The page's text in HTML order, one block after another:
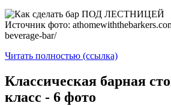
Источник фото:
beverage-bar/
Читать полностью (ссылка)
Классическая барная
класс - 6 фото